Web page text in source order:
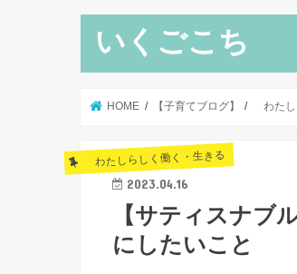
いくごこち
HOME 【子育てブログ】 わたし
わたしらしく働く・生きる
2023.04.16
【サティスナブ
にしたいこと